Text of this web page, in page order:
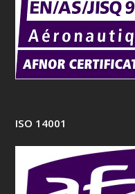
ISO 14001